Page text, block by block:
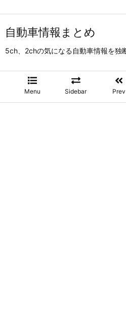
自動車情報まとめ
5ch、2chの気になる自動車情報を独
Menu Sidebar Prev